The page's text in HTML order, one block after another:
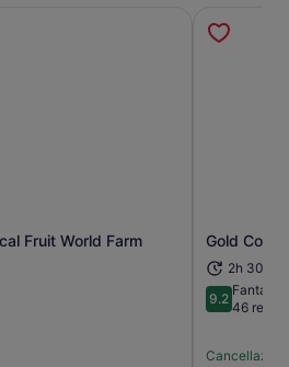
Fruit World Farm
Apertura in una nuova scheda
Gold
2h 30m
9.29.2 su 10
46